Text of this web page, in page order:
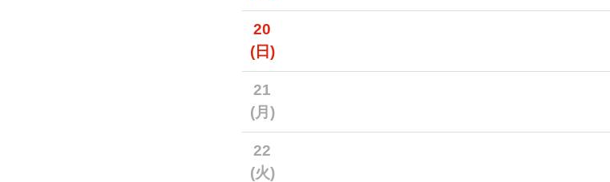
20
(日)
21
(月)
22
(火)